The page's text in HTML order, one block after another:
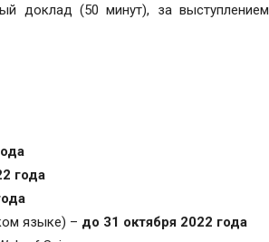
доклад (50 минут), за выступлением
года
языке) – до 31 октября 2022 года